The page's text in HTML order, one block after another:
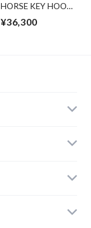
HORSE KEY HOOK
¥36,300